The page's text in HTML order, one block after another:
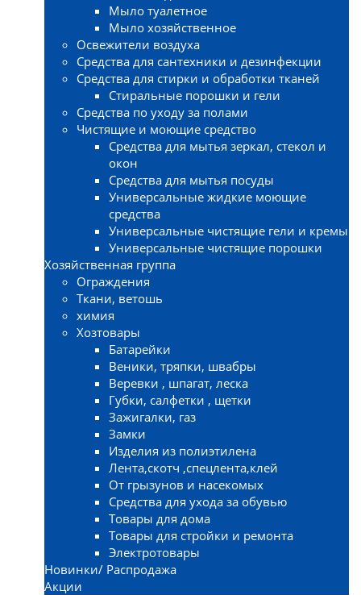
Мыло туалетное
Мыло хозяйственное
Освежители воздуха
Средства для сантехники и дезинфекции
Средства для стирки и обработки тканей
Стиральные порошки и гели
Средства по уходу за полами
Чистящие и моющие средство
Средства для мытья зеркал, стекол и
окон
Средства для мытья посуды
Универсальные жидкие моющие
средства
Универсальные чистящие гели и кремы
Универсальные чистящие порошки
Хозяйственная группа
Ограждения
Ткани, ветошь
химия
Хозтовары
Батарейки
Веники, тряпки, швабры
Веревки , шпагат, леска
Губки, салфетки , щетки
Зажигалки, газ
Замки
Изделия из полиэтилена
Лента,скотч ,спецлента,клей
От грызунов и насекомых
Средства для ухода за обувью
Товары для дома
Товары для стройки и ремонта
Электротовары
Новинки/ Распродажа
Акции